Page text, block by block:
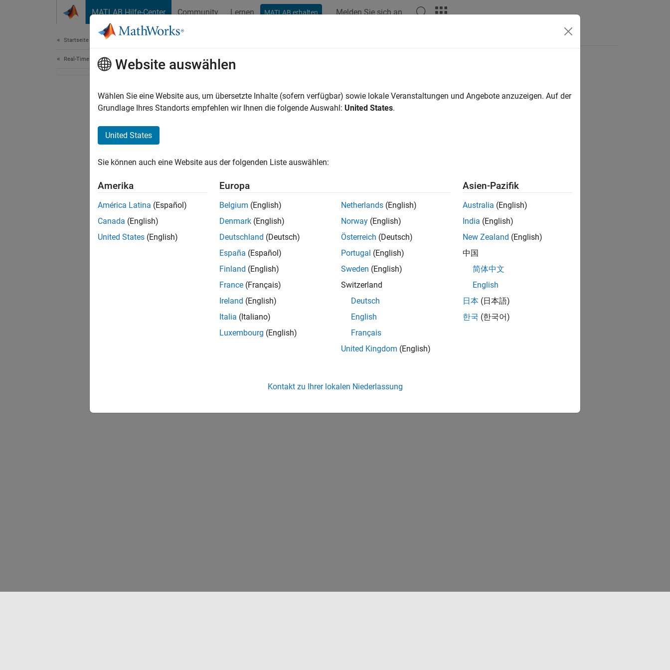
MATLAB Hilfe-Center Community Lernen MATLAB erhalten Melden Sie sich an
Startseite der Dokumentation
Real-Time Simulation and Testing
How useful was this information?
Website auswählen
Wählen Sie eine Website aus, um übersetzte Inhalte (sofern verfügbar) sowie lokale Veranstaltungen und Angebote anzuzeigen. Auf der
Grundlage Ihres Standorts empfehlen wir Ihnen die folgende Auswahl: United States.
United States
Sie können auch eine Website aus der folgenden Liste auswählen:
Amerika
América Latina (Español)
Canada (English)
United States (English)
Europa
Belgium (English)
Denmark (English)
Deutschland (Deutsch)
España (Español)
Finland (English)
France (Français)
Ireland (English)
Italia (Italiano)
Luxembourg (English)
Netherlands (English)
Norway (English)
Österreich (Deutsch)
Portugal (English)
Sweden (English)
Switzerland
Deutsch
English
Français
United Kingdom (English)
Asien-Pazifik
Australia (English)
India (English)
New Zealand (English)
中国
简体中文
English
日本 (日本語)
한국 (한국어)
Kontakt zu Ihrer lokalen Niederlassung